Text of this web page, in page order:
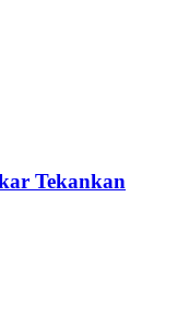
Tekankan